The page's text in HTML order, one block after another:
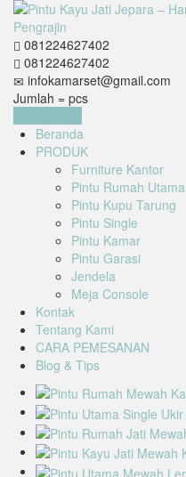
081224627402
081224627402
infokamarset@gmail.com
Jumlah = pcs
Beranda
PRODUK
Furniture Kantor
Pintu Rumah Utama
Pintu Kupu Tarung
Pintu Single
Pintu Kamar
Pintu Garasi
Jendela
Meja Console
Kontak
Tentang Kami
CARA PEMESANAN
Blog & Tips